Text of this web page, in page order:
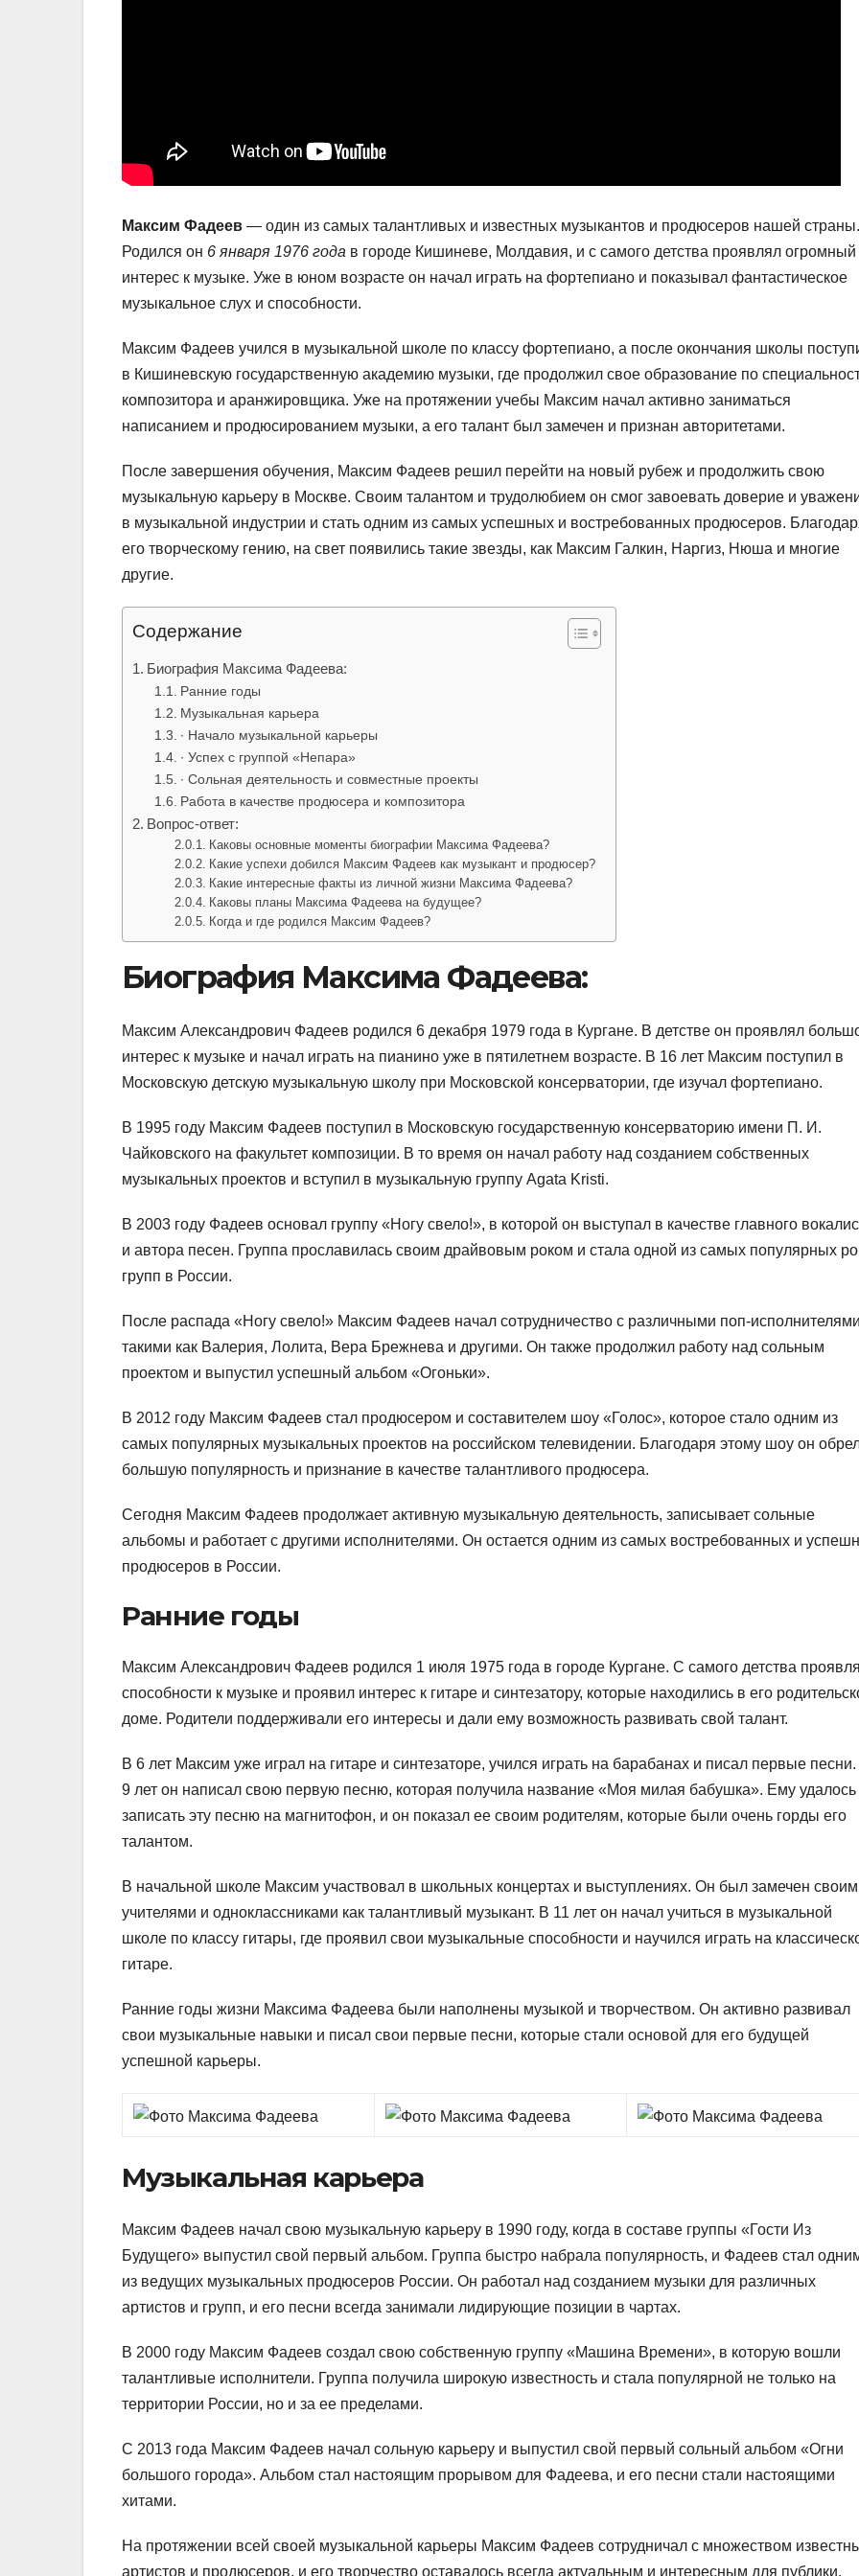
Максим Фадеев — один из самых талантливых и известных музыкантов и продюсеров нашей страны.
Родился он 6 января 1976 года в городе Кишиневе, Молдавия, и с самого детства проявлял огромный
интерес к музыке. Уже в юном возрасте он начал играть на фортепиано и показывал фантастическое
музыкальное слух и способности.
Максим Фадеев учился в музыкальной школе по классу фортепиано, а после окончания школы
в Кишиневскую государственную академию музыки, где продолжил свое образование по
композитора и аранжировщика. Уже на протяжении учебы Максим начал активно заниматься
написанием и продюсированием музыки, а его талант был замечен и признан авторитетами.
После завершения обучения, Максим Фадеев решил перейти на новый рубеж и продолжить свою
музыкальную карьеру в Москве. Своим талантом и трудолюбием он смог завоевать доверие и
в музыкальной индустрии и стать одним из самых успешных и востребованных продюсеров.
его творческому гению, на свет появились такие звезды, как Максим Галкин, Наргиз, Нюша и многие
другие.
Содержание
Биография Максима Фадеева:
Ранние годы
Музыкальная карьера
∙ Начало музыкальной карьеры
∙ Успех с группой «Непара»
∙ Сольная деятельность и совместные проекты
Работа в качестве продюсера и композитора
Вопрос-ответ:
Каковы основные моменты биографии Максима Фадеева?
Какие успехи добился Максим Фадеев как музыкант и продюсер?
Какие интересные факты из личной жизни Максима Фадеева?
Каковы планы Максима Фадеева на будущее?
Когда и где родился Максим Фадеев?
Биография Максима Фадеева:
Максим Александрович Фадеев родился 6 декабря 1979 года в Кургане. В детстве он проявлял
интерес к музыке и начал играть на пианино уже в пятилетнем возрасте. В 16 лет Максим поступил в
Московскую детскую музыкальную школу при Московской консерватории, где изучал фортепиано.
В 1995 году Максим Фадеев поступил в Московскую государственную консерваторию имени П. И.
Чайковского на факультет композиции. В то время он начал работу над созданием собственных
музыкальных проектов и вступил в музыкальную группу Agata Kristi.
В 2003 году Фадеев основал группу «Ногу свело!», в которой он выступал в качестве главного
и автора песен. Группа прославилась своим драйвовым роком и стала одной из самых популярных
групп в России.
После распада «Ногу свело!» Максим Фадеев начал сотрудничество с различными поп-
такими как Валерия, Лолита, Вера Брежнева и другими. Он также продолжил работу над сольным
проектом и выпустил успешный альбом «Огоньки».
В 2012 году Максим Фадеев стал продюсером и составителем шоу «Голос», которое стало одним из
самых популярных музыкальных проектов на российском телевидении. Благодаря этому шоу он
большую популярность и признание в качестве талантливого продюсера.
Сегодня Максим Фадеев продолжает активную музыкальную деятельность, записывает сольные
альбомы и работает с другими исполнителями. Он остается одним из самых востребованных и
продюсеров в России.
Ранние годы
Максим Александрович Фадеев родился 1 июля 1975 года в городе Кургане. С самого детства
способности к музыке и проявил интерес к гитаре и синтезатору, которые находились в его
доме. Родители поддерживали его интересы и дали ему возможность развивать свой талант.
В 6 лет Максим уже играл на гитаре и синтезаторе, учился играть на барабанах и писал первые
9 лет он написал свою первую песню, которая получила название «Моя милая бабушка». Ему удалось
записать эту песню на магнитофон, и он показал ее своим родителям, которые были очень горды его
талантом.
В начальной школе Максим участвовал в школьных концертах и выступлениях. Он был замечен
учителями и одноклассниками как талантливый музыкант. В 11 лет он начал учиться в музыкальной
школе по классу гитары, где проявил свои музыкальные способности и научился играть на
гитаре.
Ранние годы жизни Максима Фадеева были наполнены музыкой и творчеством. Он активно развивал
свои музыкальные навыки и писал свои первые песни, которые стали основой для его будущей
успешной карьеры.
Музыкальная карьера
Максим Фадеев начал свою музыкальную карьеру в 1990 году, когда в составе группы «Гости Из
Будущего» выпустил свой первый альбом. Группа быстро набрала популярность, и Фадеев стал
из ведущих музыкальных продюсеров России. Он работал над созданием музыки для различных
артистов и групп, и его песни всегда занимали лидирующие позиции в чартах.
В 2000 году Максим Фадеев создал свою собственную группу «Машина Времени», в которую вошли
талантливые исполнители. Группа получила широкую известность и стала популярной не только на
территории России, но и за ее пределами.
С 2013 года Максим Фадеев начал сольную карьеру и выпустил свой первый сольный альбом «Огни
большого города». Альбом стал настоящим прорывом для Фадеева, и его песни стали настоящими
хитами.
На протяжении всей своей музыкальной карьеры Максим Фадеев сотрудничал с множеством
артистов и продюсеров, и его творчество оставалось всегда актуальным и интересным для публики.